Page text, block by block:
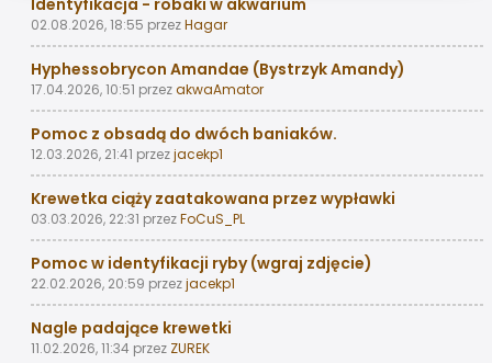
02.08.2026, 18:55 przezHagar
Hyphessobrycon Amandae (Bystrzyk Amandy)
17.04.2026, 10:51 przezakwaAmator
Pomoc z obsadą do dwóch baniaków.
12.03.2026, 21:41 przezjacekp1
Krewetka ciąży zaatakowana przez wypławki
03.03.2026, 22:31 przezFoCuS_PL
Pomoc w identyfikacji ryby (wgraj zdjęcie)
22.02.2026, 20:59 przezjacekp1
Nagle padające krewetki
11.02.2026, 11:34 przez ZUREK